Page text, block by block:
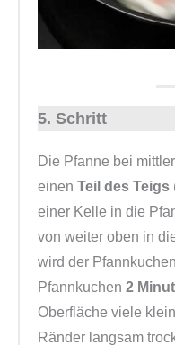
5. Schritt
Die Pfanne bei
einen Teil des Teigs
einer Kelle in die
von weiter oben in
wird der
Pfannkuchen 2
Oberfläche viele
Ränder langsam